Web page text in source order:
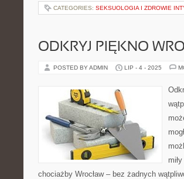
CATEGORIES: SEKSUOLOGIA I ZDROWIE
ODKRYJ PIĘKNO
POSTED BY ADMIN LIP - 4 - 2025
chociażby Wrocław – bez żadnych